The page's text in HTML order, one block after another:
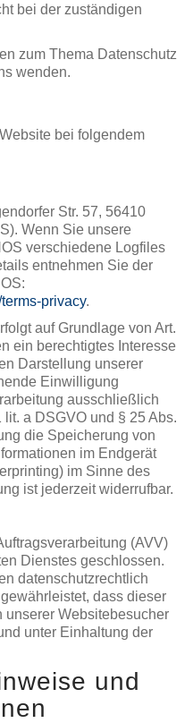
bei der zuständigen
zum Thema Datenschutz
wenden.
bei folgendem
Str. 57, 56410
Wenn Sie unsere
verschiedene Logfiles
entnehmen Sie der
privacy.
auf Grundlage von Art.
ein berechtigtes Interesse
Darstellung unserer
Einwilligung
ausschließlich
a DSGVO und § 25 Abs.
die Speicherung von
im Endgerät
im Sinne des
ist jederzeit widerrufbar.
(AVV)
Dienstes geschlossen.
datenschutzrechtlich
dass dieser
Websitebesucher
unter Einhaltung der
und